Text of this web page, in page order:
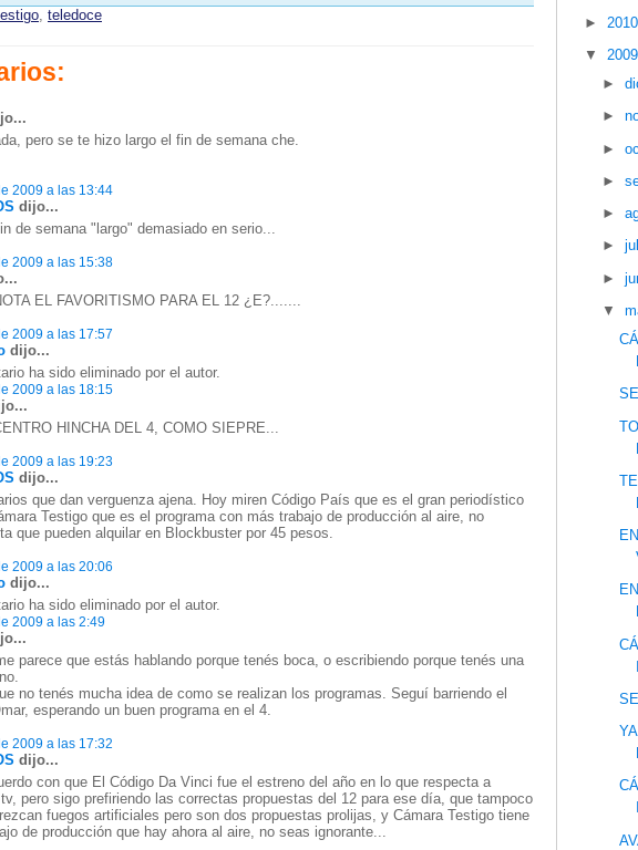
, teledoce
pero se te hizo largo el fin de semana che.
2009 a las 13:44
dijo...
de semana "largo" demasiado en serio...
2009 a las 15:38
EL FAVORITISMO PARA EL 12 ¿E?.......
2009 a las 17:57
dijo...
ha sido eliminado por el autor.
2009 a las 18:15
HINCHA DEL 4, COMO SIEPRE...
2009 a las 19:23
dijo...
que dan verguenza ajena. Hoy miren Código País que es el gran periodístico
Testigo que es el programa con más trabajo de producción al aire, no
que pueden alquilar en Blockbuster por 45 pesos.
2009 a las 20:06
dijo...
ha sido eliminado por el autor.
2009 a las 2:49
parece que estás hablando porque tenés boca, o escribiendo porque tenés una
no tenés mucha idea de como se realizan los programas. Seguí barriendo el
esperando un buen programa en el 4.
2009 a las 17:32
dijo...
con que El Código Da Vinci fue el estreno del año en lo que respecta a
pero sigo prefiriendo las correctas propuestas del 12 para ese día, que tampoco
fuegos artificiales pero son dos propuestas prolijas, y Cámara Testigo tiene
de producción que hay ahora al aire, no seas ignorante...
►
▼
►
►
►
►
►
►
►
▼